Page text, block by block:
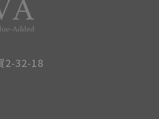
2-32-18